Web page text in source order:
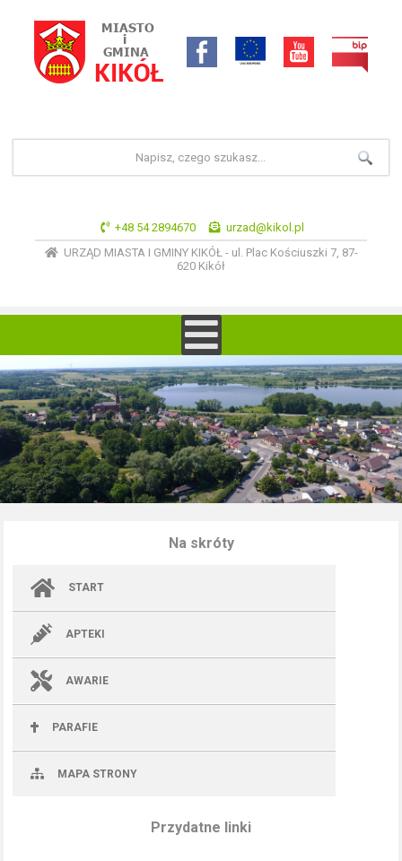
+48 54 2894670
urzad@kikol.pl
URZĄD MIASTA I GMINY KIKÓŁ - ul. Plac Kościuszki 7, 87-
620 Kikół
Na skróty
START
APTEKI
AWARIE
PARAFIE
MAPA STRONY
Przydatne linki